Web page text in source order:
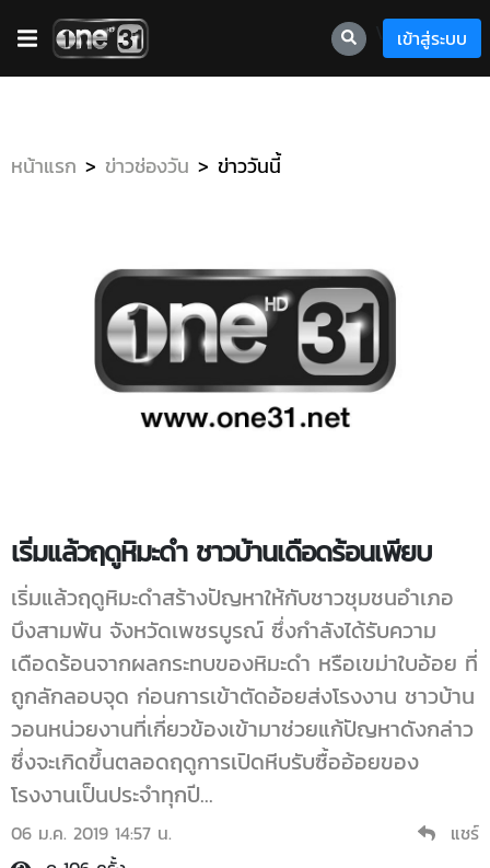
เข้าสู่ระบบ
หน้าแรก ข่าวช่องวัน ข่าววันนี้
เริ่มแล้วฤดูหิมะดำ ชาวบ้านเดือดร้อนเพียบ
เริ่มแล้วฤดูหิมะดำสร้างปัญหาให้กับชาวชุมชนอำเภอ
บึงสามพัน จังหวัดเพชรบูรณ์ ซึ่งกำลังได้รับความ
เดือดร้อนจากผลกระทบของหิมะดำ หรือเขม่าใบอ้อย ที่
ถูกลักลอบจุด ก่อนการเข้าตัดอ้อยส่งโรงงาน ชาวบ้าน
วอนหน่วยงานที่เกี่ยวข้องเข้ามาช่วยแก้ปัญหาดังกล่าว
ซึ่งจะเกิดขึ้นตลอดฤดูการเปิดหีบรับซื้ออ้อยของ
โรงงานเป็นประจำทุกปี...
06 ม.ค. 2019 14:57 น.
แชร์